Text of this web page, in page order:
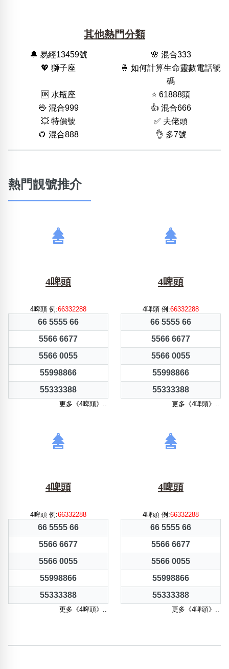
其他熱門分類
🔔 易經13459號
🌸 混合333
💖 獅子座
🤞 如何計算生命靈數電話號
碼
🆗️ 水瓶座
⭐️ 61888頭
🖖 混合999
👍 混合666
💥 特價號
✅ 夫佬頭
🌻 混合888
👌 多7號
熱門靚號推介
4啤頭
4啤頭 例:66332288
66 5555 66
5566 6677
5566 0055
55998866
55333388
更多《4啤頭》..
4啤頭
4啤頭 例:66332288
66 5555 66
5566 6677
5566 0055
55998866
55333388
更多《4啤頭》..
4啤頭
4啤頭 例:66332288
66 5555 66
5566 6677
5566 0055
55998866
55333388
更多《4啤頭》..
4啤頭
4啤頭 例:66332288
66 5555 66
5566 6677
5566 0055
55998866
55333388
更多《4啤頭》..